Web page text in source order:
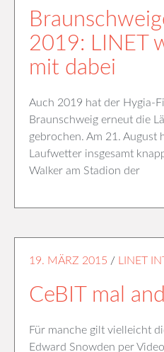
2019: LINET
mit dabei
Auch 2019 hat der Hygia-
Braunschweig erneut die
gebrochen. Am 21. August
Laufwetter insgesamt
Walker am Stadion der
19. MÄRZ 2015 / LINET
CeBIT mal
Für manche gilt vielleicht
Edward Snowden per